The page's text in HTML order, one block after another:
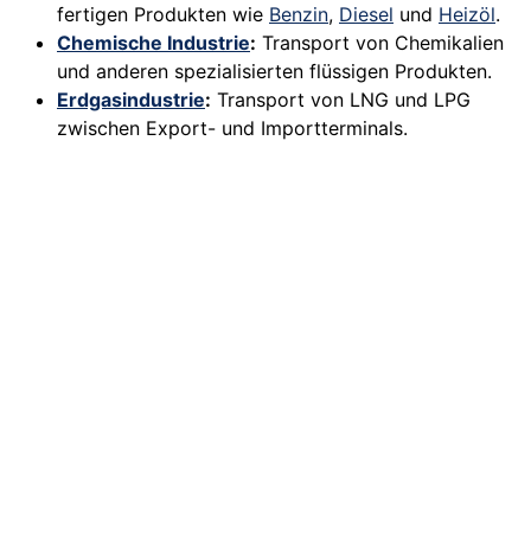
fertigen Produkten wie Benzin, Diesel und Heizöl.
Chemische Industrie: Transport von Chemikalien
und anderen spezialisierten flüssigen Produkten.
Erdgasindustrie: Transport von LNG und LPG
zwischen Export- und Importterminals.